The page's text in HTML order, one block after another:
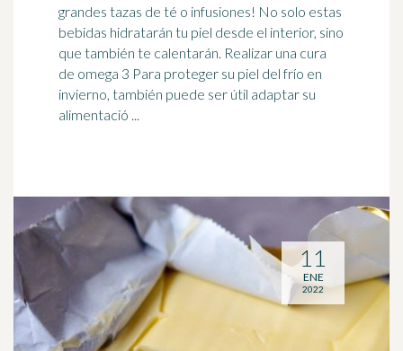
grandes tazas de té o infusiones! No solo estas
bebidas hidratarán tu piel desde el interior, sino
que también te calentarán. Realizar una cura
de omega 3 Para proteger su piel del frío en
invierno, también puede ser útil adaptar su
alimentació ...
11
ENE
2022